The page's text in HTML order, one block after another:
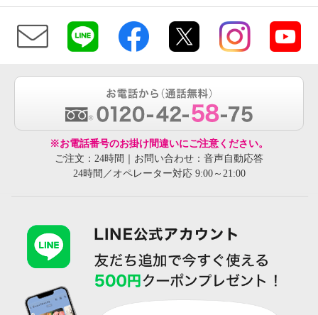
※お電話番号のお掛け間違いにご注意ください。
ご注文：24時間｜お問い合わせ：音声自動応答
24時間／オペレーター対応 9:00～21:00